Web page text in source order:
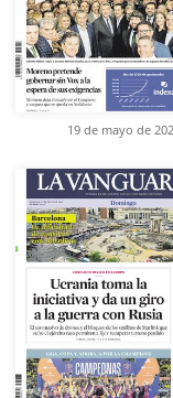
19 de mayo de